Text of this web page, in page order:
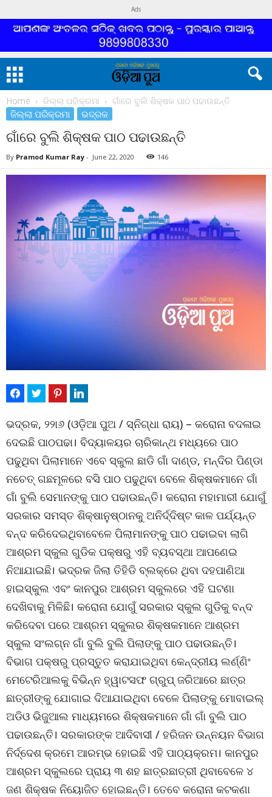
Ads
Home ଜିଲ୍ଲା ପରିକ୍ରମା ଗାଁରେ ବୁଲି ଶିକ୍ଷକ ପାଠ ପଢାଉଛନ୍ତି
ଜିଲ୍ଲା ପରିକ୍ରମା ଭଦ୍ରକ
ଗାଁରେ ବୁଲି ଶିକ୍ଷକ ପାଠ ପଢାଉଛନ୍ତି
By Pramod Kumar Ray - June 22, 2020 146
ଭଦ୍ରକ, ୨୨ା୬ (ଓଡ଼ିଆ ପୁଅ / ସ୍ନିଗ୍ଧା ରାୟ) – କରୋନା ବଦଳାଇ
ଦେଇଛି ପାଠପଢା। ବିଦ୍ୟାଳୟର ଚାରିକାନ୍ଥ ମଧ୍ୟରେ ପାଠ
ପଢୁଥିବା ପିଲାମାନେ ଏବେ ସ୍କୁଲ ଛାଡି ଗାଁ ଦାଣ୍ଡ, ମନ୍ଦିର ପିଣ୍ଡା
ନଚେତ୍ ଗଛମୂଳରେ ବସି ପାଠ ପଢୁଥିବା ବେଳେ ଶିକ୍ଷକମାନେ ଗାଁ
ଗାଁ ବୁଲି ସେମାନଙ୍କୁ ପାଠ ପଢାଉଛନ୍ତି। କରୋନା ମହାମାରୀ ଯୋଗୁଁ
ସରକାର ସମସ୍ତ ଶିକ୍ଷାନୁଷ୍ଠାନକୁ ଅନିର୍ଦ୍ଦିଷ୍ଟ କାଳ ପର୍ଯ୍ୟନ୍ତ
ବନ୍ଦ କରିଦେଇଥିବାବେଳେ ପିଲାମାନଙ୍କୁ ପାଠ ପଢାଇବା ଲାଗି
ଆଶ୍ରମ ସ୍କୁଲ ଗୁଡିକ ପକ୍ଷରୁ ଏହି ବ୍ୟବସ୍ଥା ଆପଣେଇ
ନିଆଯାଇଛି। ଭଦ୍ରକ ଜିଲା ତିହିଡି ବ୍ଲକ୍ରେ ଥିବା ଦହପାଣିଆ
ହାଇସ୍କୁଲ ଏବଂ କାନପୁର ଆଶ୍ରମ ସ୍କୁଲରେ ଏହି ଘଟଣା
ଦେଖିବାକୁ ମିଳିଛି। କରୋନା ଯୋଗୁଁ ସରକାର ସ୍କୁଲ ଗୁଡିକୁ ବନ୍ଦ
କରିଦେବା ପରେ ଆଶ୍ରମ ସ୍କୁଲର ଶିକ୍ଷକମାନେ ଆଶ୍ରମ
ସ୍କୁଲ ସଂଲଗ୍ନ ଗାଁ ବୁଲି ବୁଲି ପିଲାଙ୍କୁ ପାଠ ପଢାଉଛନ୍ତି।
ବିଭାଗ ପକ୍ଷରୁ ପ୍ରସ୍ତୁତ କରାଯାଇଥିବା କେନ୍ଦ୍ରୀୟ ଲର୍ଣ୍ଣିଂ
ମେଟେରିଆଲକୁ ବିଭିନ୍ନ ହ୍ୱାଟସଫ ଗ୍ରୁପ୍ ଜରିଆରେ ଛାତ୍ର
ଛାତ୍ରୀଙ୍କୁ ଯୋଗାଇ ଦିଆଯାଇଥିବା ବେଳେ ପିଲାଙ୍କୁ ମୋବାଇଲ୍
ଅଡିଓ ଭିଜୁଆଲ ମାଧ୍ୟମରେ ଶିକ୍ଷକମାନେ ଗାଁ ଗାଁ ବୁଲି ପାଠ
ପଢାଉଛନ୍ତି। ସରକାରଙ୍କ ଆଦିବାସୀ / ହରିଜନ ଉନ୍ନୟନ ବିଭାଗ
ନିର୍ଦ୍ଦେଶ କ୍ରମେ ଆରମ୍ଭ ହୋଇଛି ଏହି ପାଠ୍ୟକ୍ରମ। କାନପୁର
ଆଶ୍ରମ ସ୍କୁଲରେ ପ୍ରାୟ ୩ ଶହ ଛାତ୍ରଛାତ୍ରୀ ଥିବାବେଳେ ୪
ଜଣ ଶିକ୍ଷକ ନିୟୋଜିତ ହୋଇଛନ୍ତି। ତେବେ କରୋନା କଟକଣା